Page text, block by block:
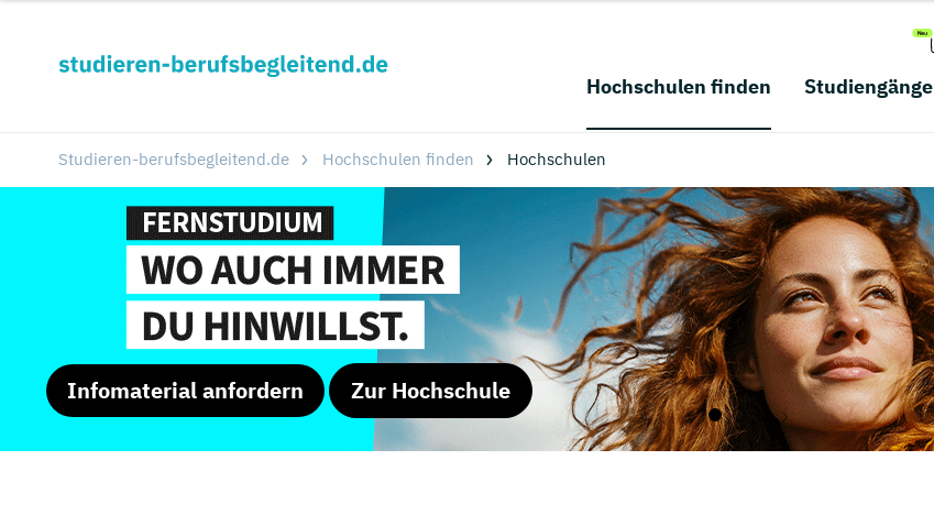
Hochschulen finden Studiengänge
Studieren-berufsbegleitend.de Hochschulen finden Hochschulen
Infomaterial anfordern Zur Hochschule